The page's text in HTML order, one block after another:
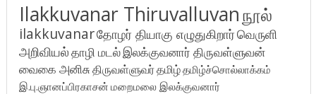
Ilakkuvanar Thiruvalluvanநூல்
ilakkuvanarதோழர் தியாகு எழுதுகிறார்வெருளி
அறிவியல்தாழி மடல்இலக்குவனார் திருவள்ளுவன்
வைகை அனிசுதிருவள்ளுவர்தமிழ்தமிழ்ச்சொல்லாக்கம்
இ.பு.ஞானப்பிரகாசன் மறைமலை இலக்குவனார்